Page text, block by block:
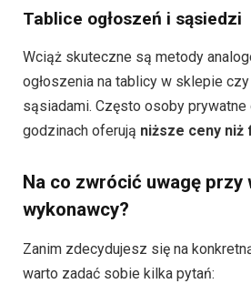
Tablice ogłoszeń i sąsiedzi
Wciąż skuteczne są metody
ogłoszenia na tablicy w sklepie
sąsiadami. Często osoby prywatne
godzinach oferują niższe ceny niż
Na co zwrócić uwagę przy
wykonawcy?
Zanim zdecydujesz się na
warto zadać sobie kilka pytań: